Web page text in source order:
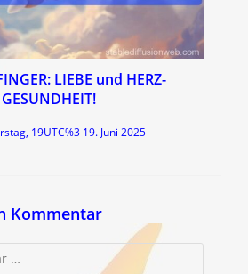
LIEBE und HERZ-
GESUNDHEIT!
19UTC%3 19. Juni 2025
Kommentar